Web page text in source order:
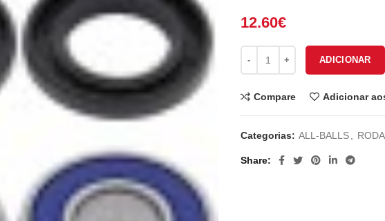
12.60€
ADICIONAR
Compare Adicionar
Categorias: ALL-BALLS
Share